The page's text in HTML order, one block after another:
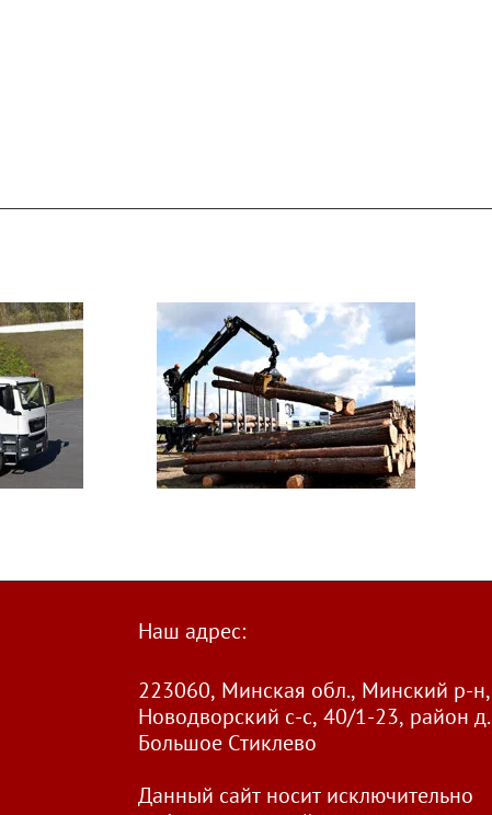
Наш адрес:
223060, Минская обл., Минский р-н,
Новодворский с-с, 40/1-23, район д.
Большое Стиклево
Данный сайт носит исключительно